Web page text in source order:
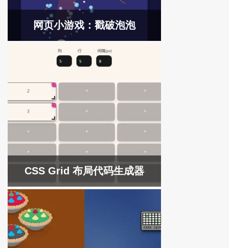
网页小游戏：戳破泡泡
CSS Grid 布局代码生成器